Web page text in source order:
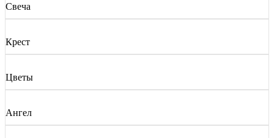
Свеча
Крест
Цветы
Ангел